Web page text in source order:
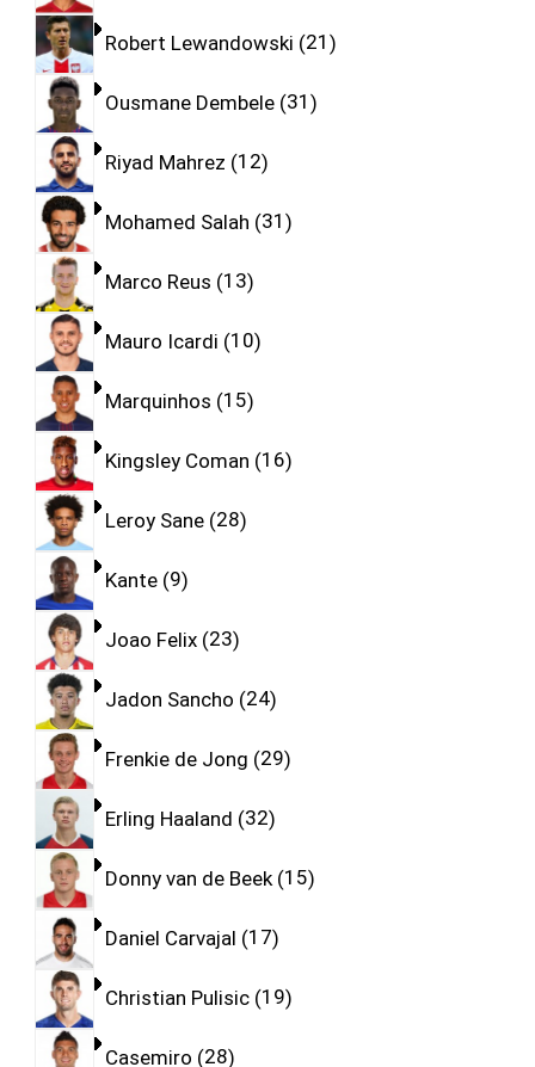
Robert Lewandowski 21
Ousmane Dembele 31
Riyad Mahrez 12
Mohamed Salah 31
Marco Reus 13
Mauro Icardi 10
Marquinhos 15
Kingsley Coman 16
Leroy Sane 28
Kante 9
Joao Felix 23
Jadon Sancho 24
Frenkie de Jong 29
Erling Haaland 32
Donny van de Beek 15
Daniel Carvajal 17
Christian Pulisic 19
Casemiro 28